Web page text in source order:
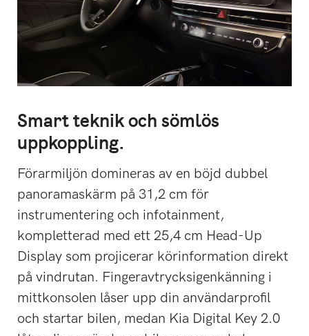
Smart teknik och sömlös
uppkoppling.
Förarmiljön domineras av en böjd dubbel
panoramaskärm på 31,2 cm för
instrumentering och infotainment,
kompletterad med ett 25,4 cm Head-Up
Display som projicerar körinformation direkt
på vindrutan. Fingeravtrycksigenkänning i
mittkonsolen låser upp din användarprofil
och startar bilen, medan Kia Digital Key 2.0